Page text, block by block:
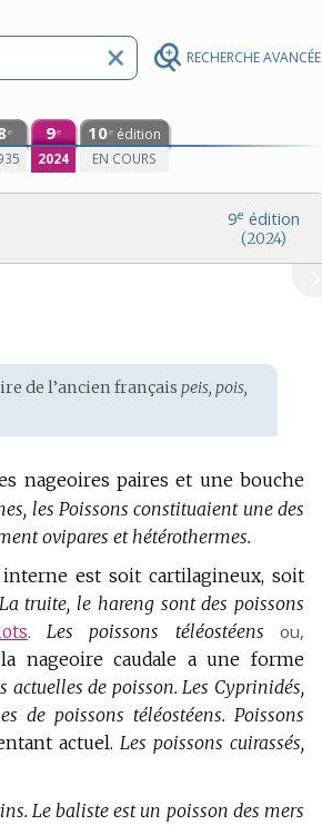
RECHERCHE AVANCÉE
e 9e
2024
10e édition
EN COURS
9e édition
(2024)
de l’ancien français peis, pois,
nageoires paires et une bouche
les Poissons constituaient une des
ovipares et hétérothermes.
est soit cartilagineux, soit
La truite, le hareng sont des poissons
. Les poissons téléostéens
ou,
nageoire caudale a une forme
actuelles de poisson. Les Cyprinidés,
de poissons téléostéens. Poissons
actuel. Les poissons cuirassés,
Le baliste est un poisson des mers